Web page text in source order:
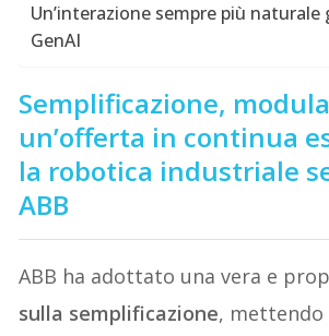
Un’interazione sempre più naturale
GenAI
Semplificazione,
un’offerta in continua
la robotica industriale
ABB
ABB ha adottato una vera e
sulla semplificazione,